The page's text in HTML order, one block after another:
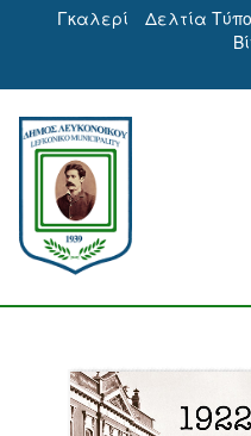
Γκαλερί Δελτία